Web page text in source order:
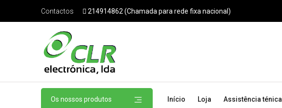
Contactos 214914862 (Chamada para rede fixa nacional)
Os nossos produtos Início Loja Assistência ténica